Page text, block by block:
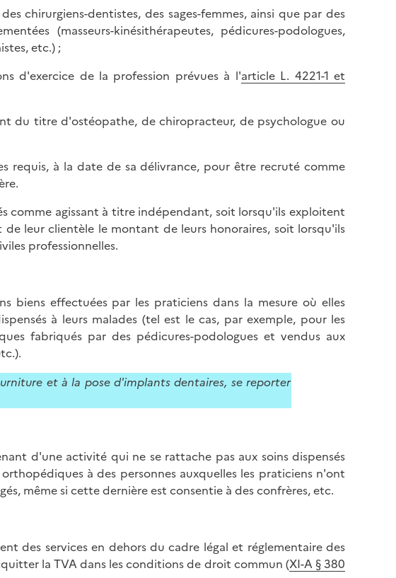
chirurgiens-dentistes, des sages-femmes, ainsi que par des
(masseurs-kinésithérapeutes, pédicures-podologues,
etc.) ;
d'exercice de la profession prévues à l'article L. 4221-1 et
du titre d'ostéopathe, de chiropracteur, de psychologue ou
requis, à la date de sa délivrance, pour être recruté comme
comme agissant à titre indépendant, soit lorsqu'ils exploitent
leur clientèle le montant de leurs honoraires, soit lorsqu'ils
professionnelles.
biens effectuées par les praticiens dans la mesure où elles
à leurs malades (tel est le cas, par exemple, pour les
fabriqués par des pédicures-podologues et vendus aux
et à la pose d'implants dentaires, se reporter
d'une activité qui ne se rattache pas aux soins dispensés
à des personnes auxquelles les praticiens n'ont
même si cette dernière est consentie à des confrères, etc.
des services en dehors du cadre légal et réglementaire des
la TVA dans les conditions de droit commun (XI-A § 380